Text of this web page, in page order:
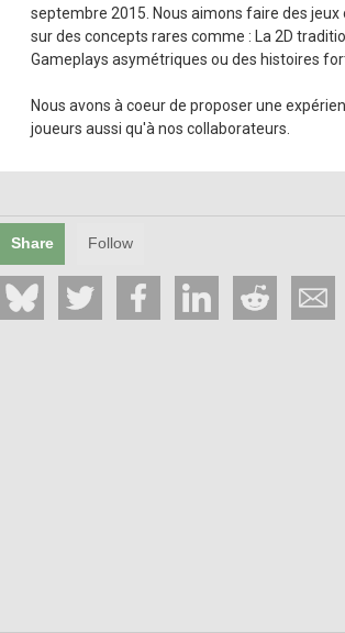
septembre 2015. Nous aimons faire des jeux
sur des concepts rares comme : La 2D
Gameplays asymétriques ou des histoires
Nous avons à coeur de proposer une
joueurs aussi qu'à nos collaborateurs.
Share Follow